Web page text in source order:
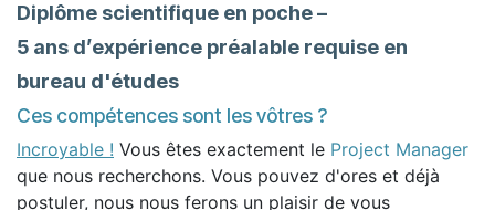
Diplôme scientifique en poche –
5 ans d’expérience préalable requise en
bureau d'études
Ces compétences sont les vôtres ?
Incroyable ! Vous êtes exactement le Project Manager
que nous recherchons. Vous pouvez d'ores et déjà
postuler, nous nous ferons un plaisir de vous